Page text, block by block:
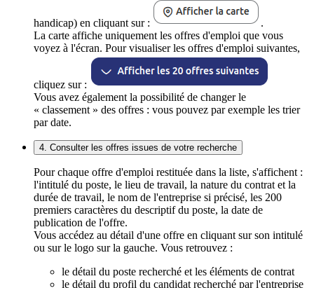
handicap) en cliquant sur :
.
La carte affiche uniquement les offres d'emploi que vous
voyez à l'écran. Pour visualiser les offres d'emploi suivantes,
cliquez sur :
Vous avez également la possibilité de changer le
« classement » des offres : vous pouvez par exemple les trier
par date.
4. Consulter les offres issues de votre recherche
Pour chaque offre d'emploi restituée dans la liste, s'affichent :
l'intitulé du poste, le lieu de travail, la nature du contrat et la
durée de travail, le nom de l'entreprise si précisé, les 200
premiers caractères du descriptif du poste, la date de
publication de l'offre.
Vous accédez au détail d'une offre en cliquant sur son intitulé
ou sur le logo sur la gauche. Vous retrouvez :
le détail du poste recherché et les éléments de contrat
le détail du profil du candidat recherché par l'entreprise